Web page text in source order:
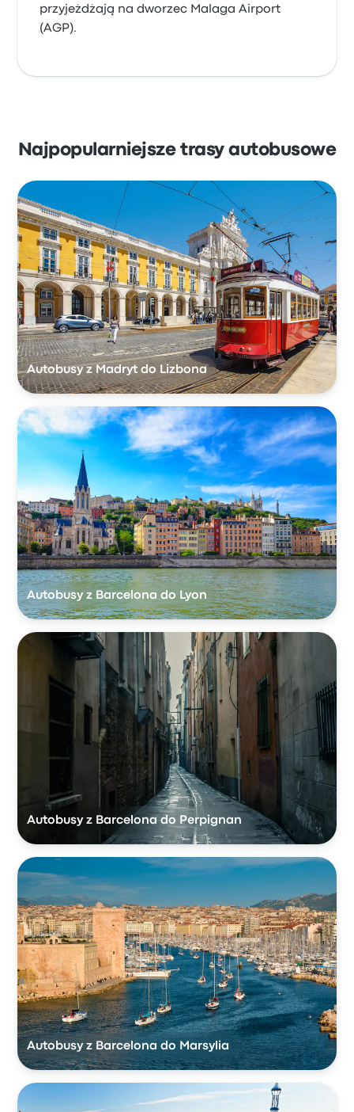
przyjeżdżają na dworzec Malaga Airport
(AGP).
Najpopularniejsze trasy autobusowe
Autobusy z Madryt do Lizbona
Autobusy z Barcelona do Lyon
Autobusy z Barcelona do Perpignan
Autobusy z Barcelona do Marsylia